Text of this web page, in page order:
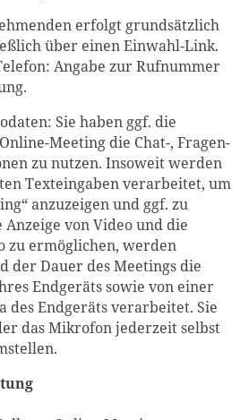
erfolgt grundsätzlich
über einen Einwahl-Link.
Angabe zur Rufnummer
Sie haben ggf. die
Meeting die Chat-, Fragen-
zu nutzen. Insoweit werden
Texteingaben verarbeitet, um
anzuzeigen und ggf. zu
von Video und die
zu ermöglichen, werden
der Dauer des Meetings die
Endgeräts sowie von einer
des Endgeräts verarbeitet. Sie
das Mikrofon jederzeit selbst